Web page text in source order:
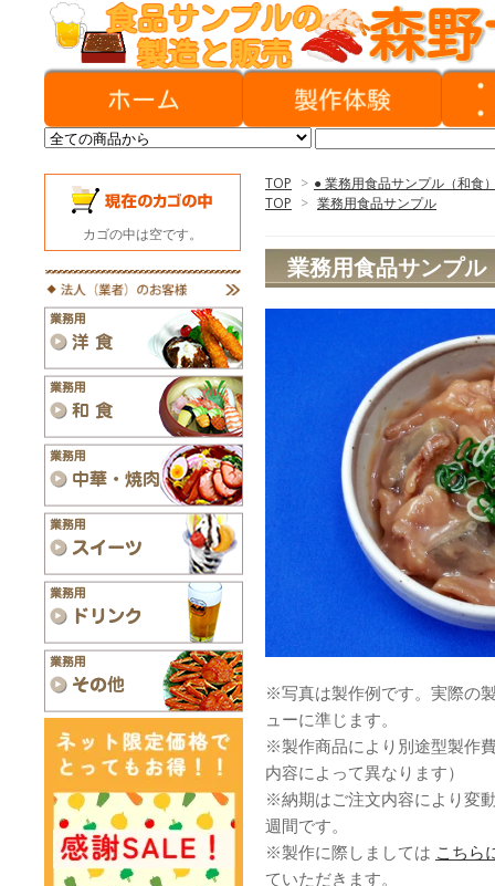
TOP > ● 業務用食品サンプル（和食
TOP > 業務用食品サンプル
業務用食品サンプル
※写真は製作例です。実際の
ューに準じます。
※製作商品により別途型製作
内容によって異なります）
※納期はご注文内容により変
週間です。
※製作に際しましては こちら
ていただきます。
カゴの中は空です。